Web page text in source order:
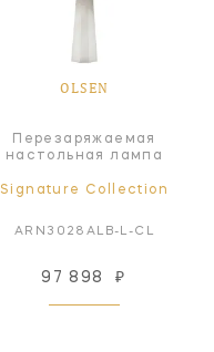
OLSEN
Перезаряжаемая
настольная лампа
Signature Collection
ARN3028ALB-L-CL
97 898 ₽